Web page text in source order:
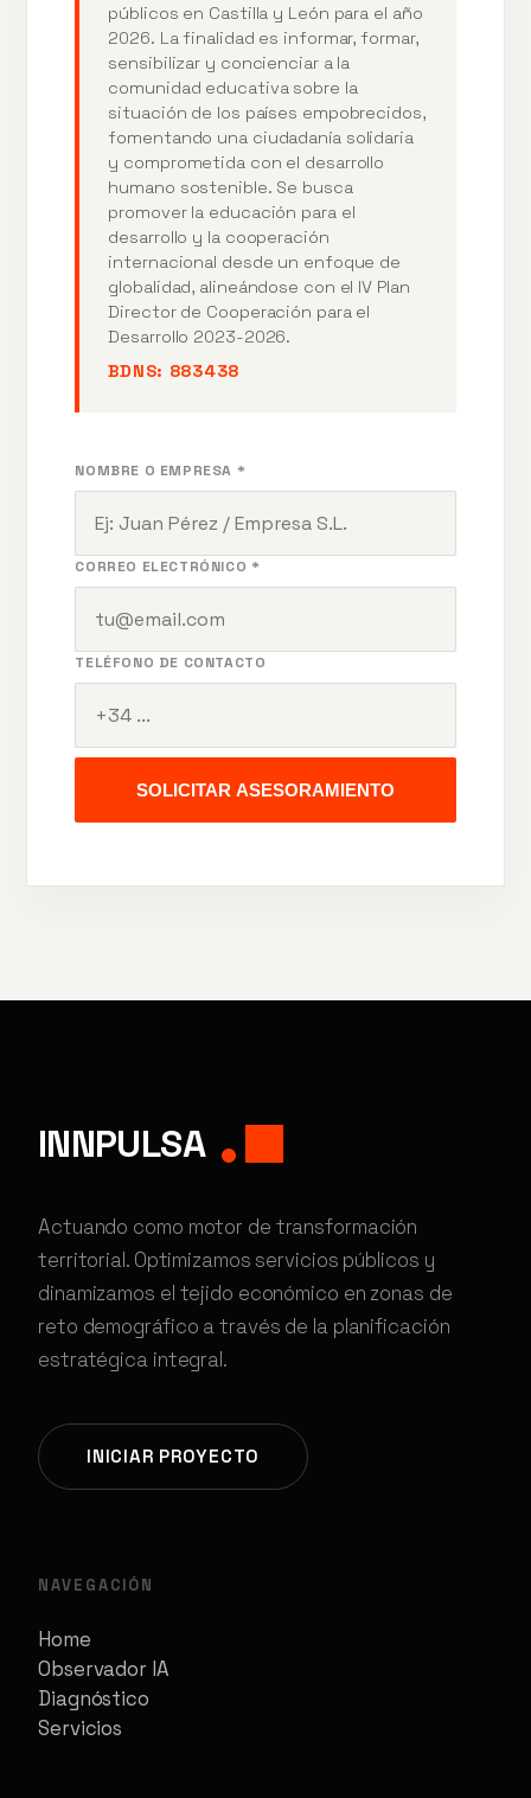
públicos en Castilla y León para el año
2026. La finalidad es informar, formar,
sensibilizar y concienciar a la
comunidad educativa sobre la
situación de los países empobrecidos,
fomentando una ciudadanía solidaria
y comprometida con el desarrollo
humano sostenible. Se busca
promover la educación para el
desarrollo y la cooperación
internacional desde un enfoque de
globalidad, alineándose con el IV Plan
Director de Cooperación para el
Desarrollo 2023-2026.
BDNS: 883438
NOMBRE O EMPRESA *
CORREO ELECTRÓNICO *
TELÉFONO DE CONTACTO
SOLICITAR ASESORAMIENTO
INNPULSA
Actuando como motor de transformación
territorial. Optimizamos servicios públicos y
dinamizamos el tejido económico en zonas de
reto demográfico a través de la planificación
estratégica integral.
INICIAR PROYECTO
NAVEGACIÓN
Home
Observador IA
Diagnóstico
Servicios